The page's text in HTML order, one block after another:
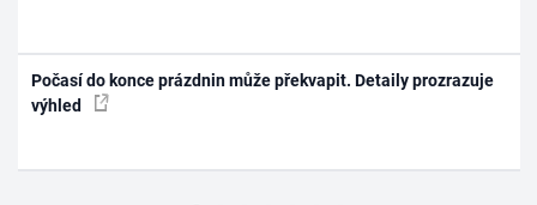
Počasí do konce prázdnin může překvapit. Detaily prozrazuje
výhled